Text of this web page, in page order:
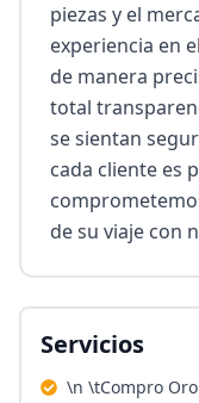
piezas y el
experiencia en
de manera
total
se sientan
cada cliente es
de su viaje con
Servicios
\n \tCompro Oro